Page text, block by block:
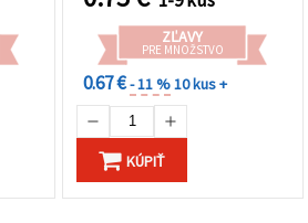
ZĽAVY
PRE MNOŽSTVO
0.67 €- 11 %10 kus +
KÚPIŤ